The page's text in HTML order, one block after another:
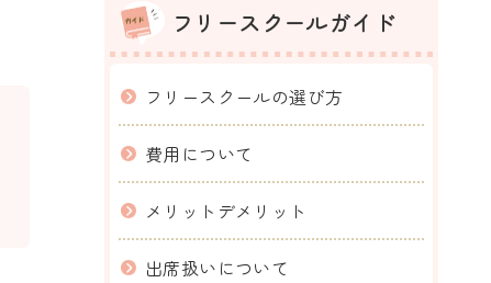
フリースクールガイド
フリースクールの選び方
費用について
メリットデメリット
出席扱いについて